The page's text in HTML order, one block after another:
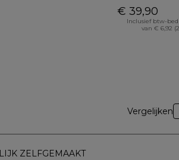
€ 39,90
Inclusief btw-
van € 6,92
Vergelijken
ZELFGEMAAKT